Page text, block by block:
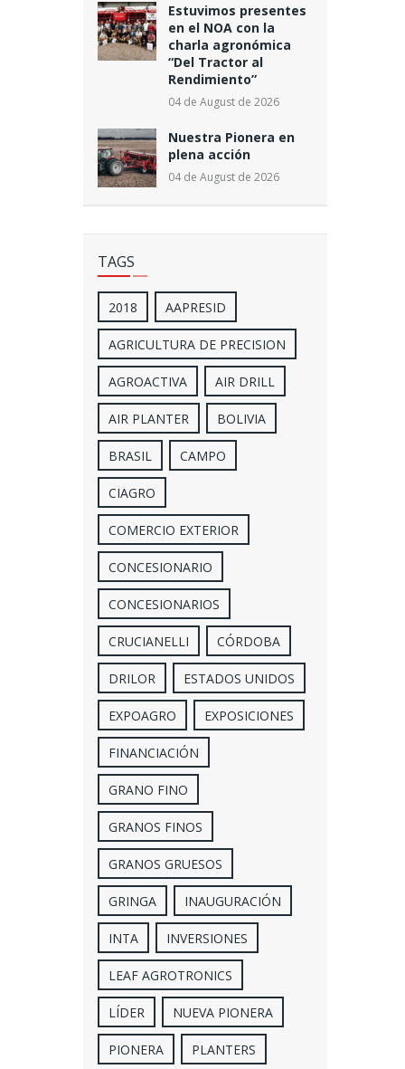
Estuvimos presentes
en el NOA con la
charla agronómica
“Del Tractor al
Rendimiento”
04 de August de 2026
Nuestra Pionera en
plena acción
04 de August de 2026
TAGS
2018 AAPRESID
AGRICULTURA DE PRECISION
AGROACTIVA AIR DRILL
AIR PLANTER BOLIVIA
BRASIL CAMPO
CIAGRO
COMERCIO EXTERIOR
CONCESIONARIO
CONCESIONARIOS
CRUCIANELLI CÓRDOBA
DRILOR ESTADOS UNIDOS
EXPOAGRO EXPOSICIONES
FINANCIACIÓN
GRANO FINO
GRANOS FINOS
GRANOS GRUESOS
GRINGA INAUGURACIÓN
INTA INVERSIONES
LEAF AGROTRONICS
LÍDER NUEVA PIONERA
PIONERA PLANTERS